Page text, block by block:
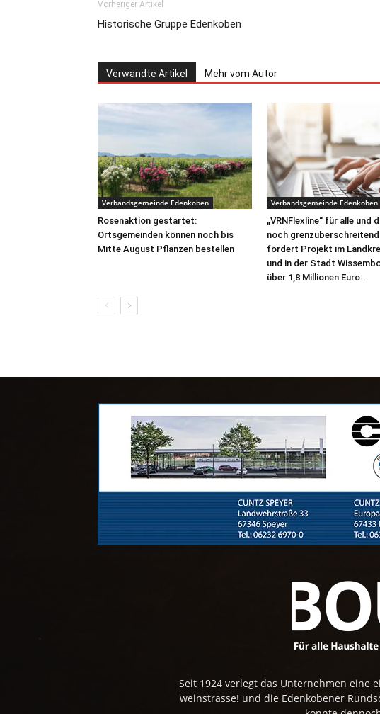
Vorheriger Artikel
Historische Gruppe Edenkoben
Verwandte Artikel Mehr vom Autor
Verbandsgemeinde Edenkoben
Rosenaktion gestartet:
Ortsgemeinden können noch bis
Mitte August Pflanzen bestellen
Verbandsgemeinde Edenkoben
„VRNFlexline“ für alle und
noch
fördert Projekt im
und in der Stadt
über 1,8 Millionen Euro...
Seit 1924 verlegt das Unternehmen eine
weinstrasse! und die Edenkobener